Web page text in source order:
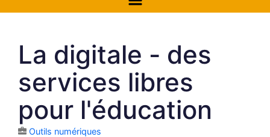
La digitale - des
services libres
pour l'éducation
Outils numériques